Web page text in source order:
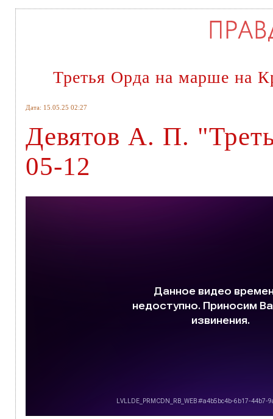
Третья Орда на марше на
Дата: 15.05.25 02:27
Девятов А. П.
05-12